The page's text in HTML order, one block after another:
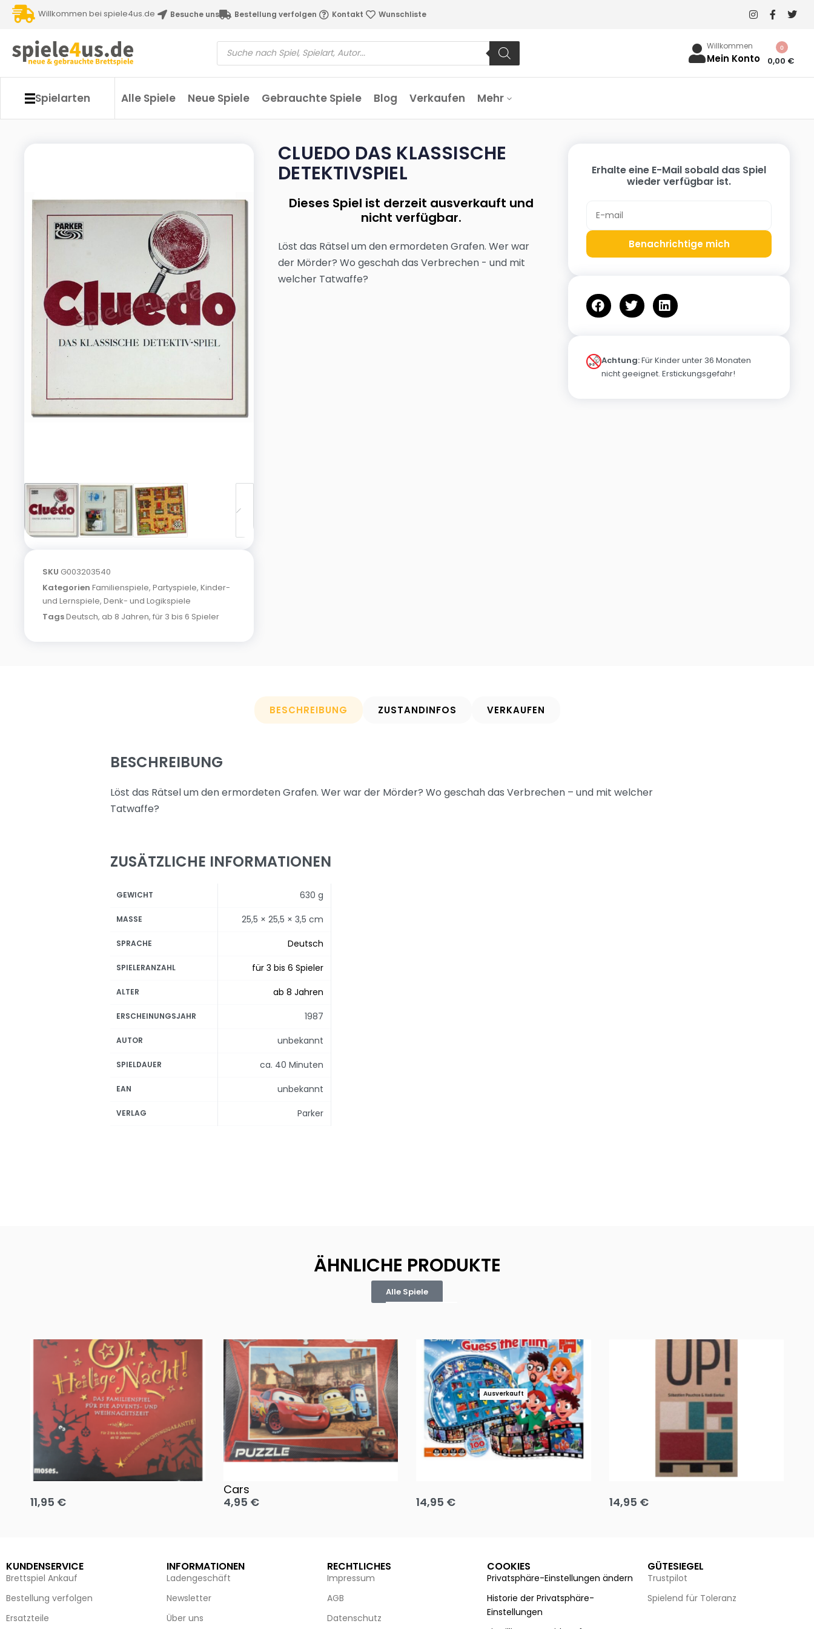
Willkommen bei spiele4us.de Besuche uns Bestellung verfolgen Kontakt Wunschliste
Willkommen
Mein Konto 0,00 €
0
Spielarten Alle Spiele Neue Spiele Gebrauchte Spiele Blog Verkaufen Mehr
SKU G003203540
Kategorien Familienspiele, Partyspiele, Kinder-
und Lernspiele, Denk- und Logikspiele
TagsDeutsch, ab 8 Jahren, für 3 bis 6 Spieler
CLUEDO DAS KLASSISCHE
DETEKTIVSPIEL
Dieses Spiel ist derzeit ausverkauft und
nicht verfügbar.
Löst das Rätsel um den ermordeten Grafen. Wer war
der Mörder? Wo geschah das Verbrechen - und mit
welcher Tatwaffe?
Erhalte eine E-Mail sobald das Spiel
wieder verfügbar ist.
Benachrichtige mich
Achtung:Für Kinder unter 36 Monaten
nicht geeignet. Erstickungsgefahr!
BESCHREIBUNG ZUSTANDINFOS VERKAUFEN
BESCHREIBUNG
Löst das Rätsel um den ermordeten Grafen. Wer war der Mörder? Wo geschah das Verbrechen – und mit welcher
Tatwaffe?
ZUSÄTZLICHE INFORMATIONEN
GEWICHT 630 g
MASSE 25,5 × 25,5 × 3,5 cm
SPRACHE Deutsch
SPIELERANZAHL für 3 bis 6 Spieler
ALTER ab 8 Jahren
ERSCHEINUNGSJAHR 1987
AUTOR unbekannt
SPIELDAUER ca. 40 Minuten
EAN unbekannt
VERLAG Parker
ÄHNLICHE PRODUKTE
Alle Spiele
Oh, heilige Nacht!
11,95 €
Cars
4,95 €
Ausverkauft
14,95 €
Team up
14,95 €
KUNDENSERVICE
Brettspiel Ankauf
Bestellung verfolgen
Ersatzteile
INFORMATIONEN
Ladengeschäft
Newsletter
Über uns
RECHTLICHES
Impressum
AGB
Datenschutz
COOKIES
Privatsphäre-Einstellungen ändern
Historie der Privatsphäre-
Einstellungen
GÜTESIEGEL
Trustpilot
Spielend für Toleranz